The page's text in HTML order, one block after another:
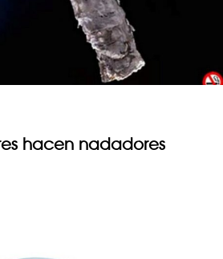
hacen nadadores